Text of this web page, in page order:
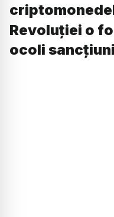
Revoluției o
ocoli